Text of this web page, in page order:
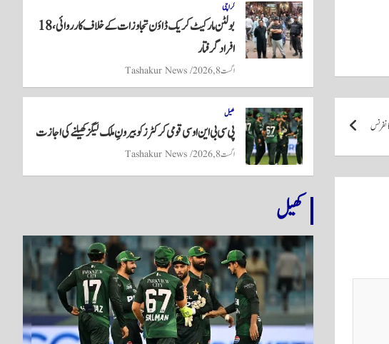
کراچی
بولٹن مارکیٹ کریک ڈاؤن تجاوزات کے خلاف کارروائی، 18
افراد گرفتار
اگست 8, 2026 Tashakur News
کھیل
پی سی بی این او سی قومی کرکٹرز کو بیرونِ ملک لیگز کھیلنے کی اجازت
اگست 8, 2026 Tashakur News
کھیل